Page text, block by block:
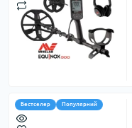
Бестселер Популярний